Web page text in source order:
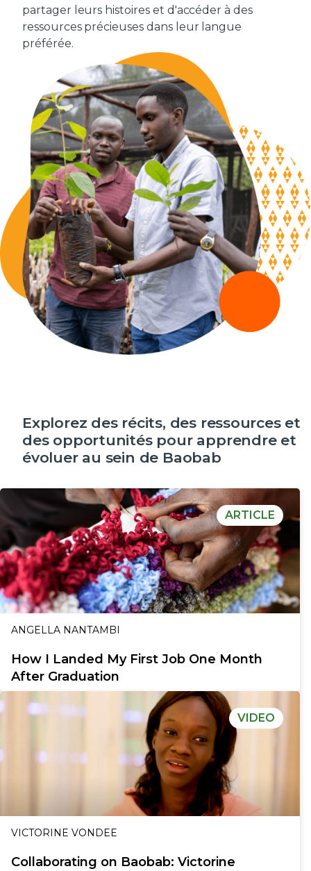
partager leurs histoires et d'accéder à des
ressources précieuses dans leur langue
préférée.
Explorez des récits, des ressources et
des opportunités pour apprendre et
évoluer au sein de Baobab
ARTICLE
ANGELLA NANTAMBI
How I Landed My First Job One Month
After Graduation
VIDEO
VICTORINE VONDEE
Collaborating on Baobab: Victorine